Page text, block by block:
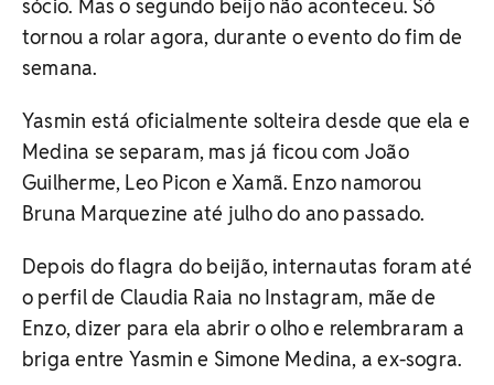
sócio. Mas o segundo beijo não aconteceu. Só
tornou a rolar agora, durante o evento do fim de
semana.
Yasmin está oficialmente solteira desde que ela e
Medina se separam, mas já ficou com João
Guilherme, Leo Picon e Xamã. Enzo namorou
Bruna Marquezine até julho do ano passado.
Depois do flagra do beijão, internautas foram até
o perfil de Claudia Raia no Instagram, mãe de
Enzo, dizer para ela abrir o olho e relembraram a
briga entre Yasmin e Simone Medina, a ex-sogra.